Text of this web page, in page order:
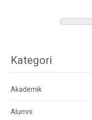
Kategori
Akademik
Alumni